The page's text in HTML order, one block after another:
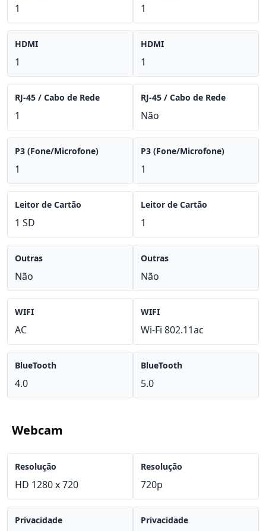
1
HDMI
1
RJ-45 / Cabo de Rede
1
P3 (Fone/Microfone)
1
Leitor de Cartão
1 SD
Outras
Não
WIFI
AC
BlueTooth
4.0
1
HDMI
1
RJ-45 / Cabo de Rede
Não
P3 (Fone/Microfone)
1
Leitor de Cartão
1
Outras
Não
WIFI
Wi-Fi 802.11ac
BlueTooth
5.0
Webcam
Resolução
HD 1280 x 720
Privacidade
Resolução
720p
Privacidade